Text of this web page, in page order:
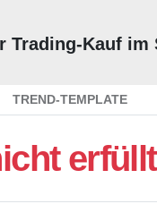
Kauf
TREND-TEMPLATE
erfüllt